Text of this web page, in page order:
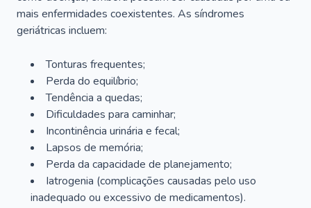
mais enfermidades coexistentes. As síndromes
geriátricas incluem:
Tonturas frequentes;
Perda do equilíbrio;
Tendência a quedas;
Dificuldades para caminhar;
Incontinência urinária e fecal;
Lapsos de memória;
Perda da capacidade de planejamento;
Iatrogenia (complicações causadas pelo uso
inadequado ou excessivo de medicamentos).